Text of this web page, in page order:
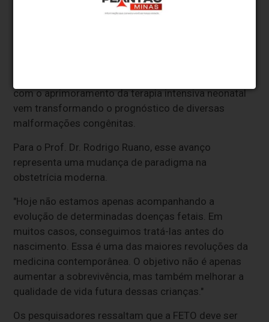
O estudo também reforça uma tendência observada
com o aprimoramento da terapia intensiva neonatal
vem transformando o prognóstico de diversas
malformações congênitas.
Para o Prof. Dr. Rodrigo Ruano, esse avanço
representa uma mudança de paradigma na
obstetrícia moderna.
"Hoje não estamos apenas acompanhando a
evolução de determinadas doenças fetais. Em
muitos casos, conseguimos tratá-las antes do
nascimento. Essa é uma das maiores revoluções da
medicina contemporânea. O objetivo não é apenas
aumentar a sobrevivência, mas também melhorar a
qualidade de vida futura dessas crianças."
Os pesquisadores ressaltam que a FETO deve ser